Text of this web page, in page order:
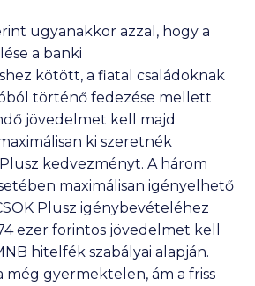
ugyanakkor azzal, hogy a
a banki
kötött, a fiatal családoknak
történő fedezése mellett
jövedelmet kell majd
ki szeretnék
Plusz kedvezményt. A három
maximálisan igényelhető
Plusz igénybevételéhez
ezer forintos jövedelmet kell
hitelfék szabályai alapján.
még gyermektelen, ám a friss